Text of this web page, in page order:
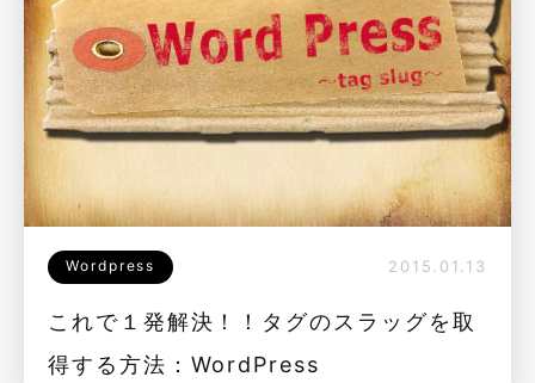
Wordpress 2015.01.13
これで１発解決！！タグのスラッグを取
得する方法：WordPress